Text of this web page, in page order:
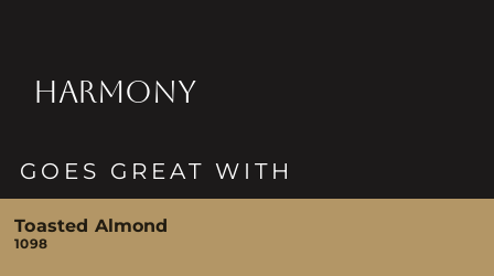
HARMONY
GOES GREAT WITH
Toasted Almond
1098